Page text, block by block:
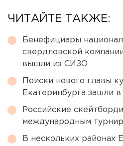
ЧИТАЙТЕ ТАКЖЕ:
Бенефициары
свердловской
вышли из СИЗО
Поиски нового главы
Екатеринбурга зашли в
Российские
международным
В нескольких районах